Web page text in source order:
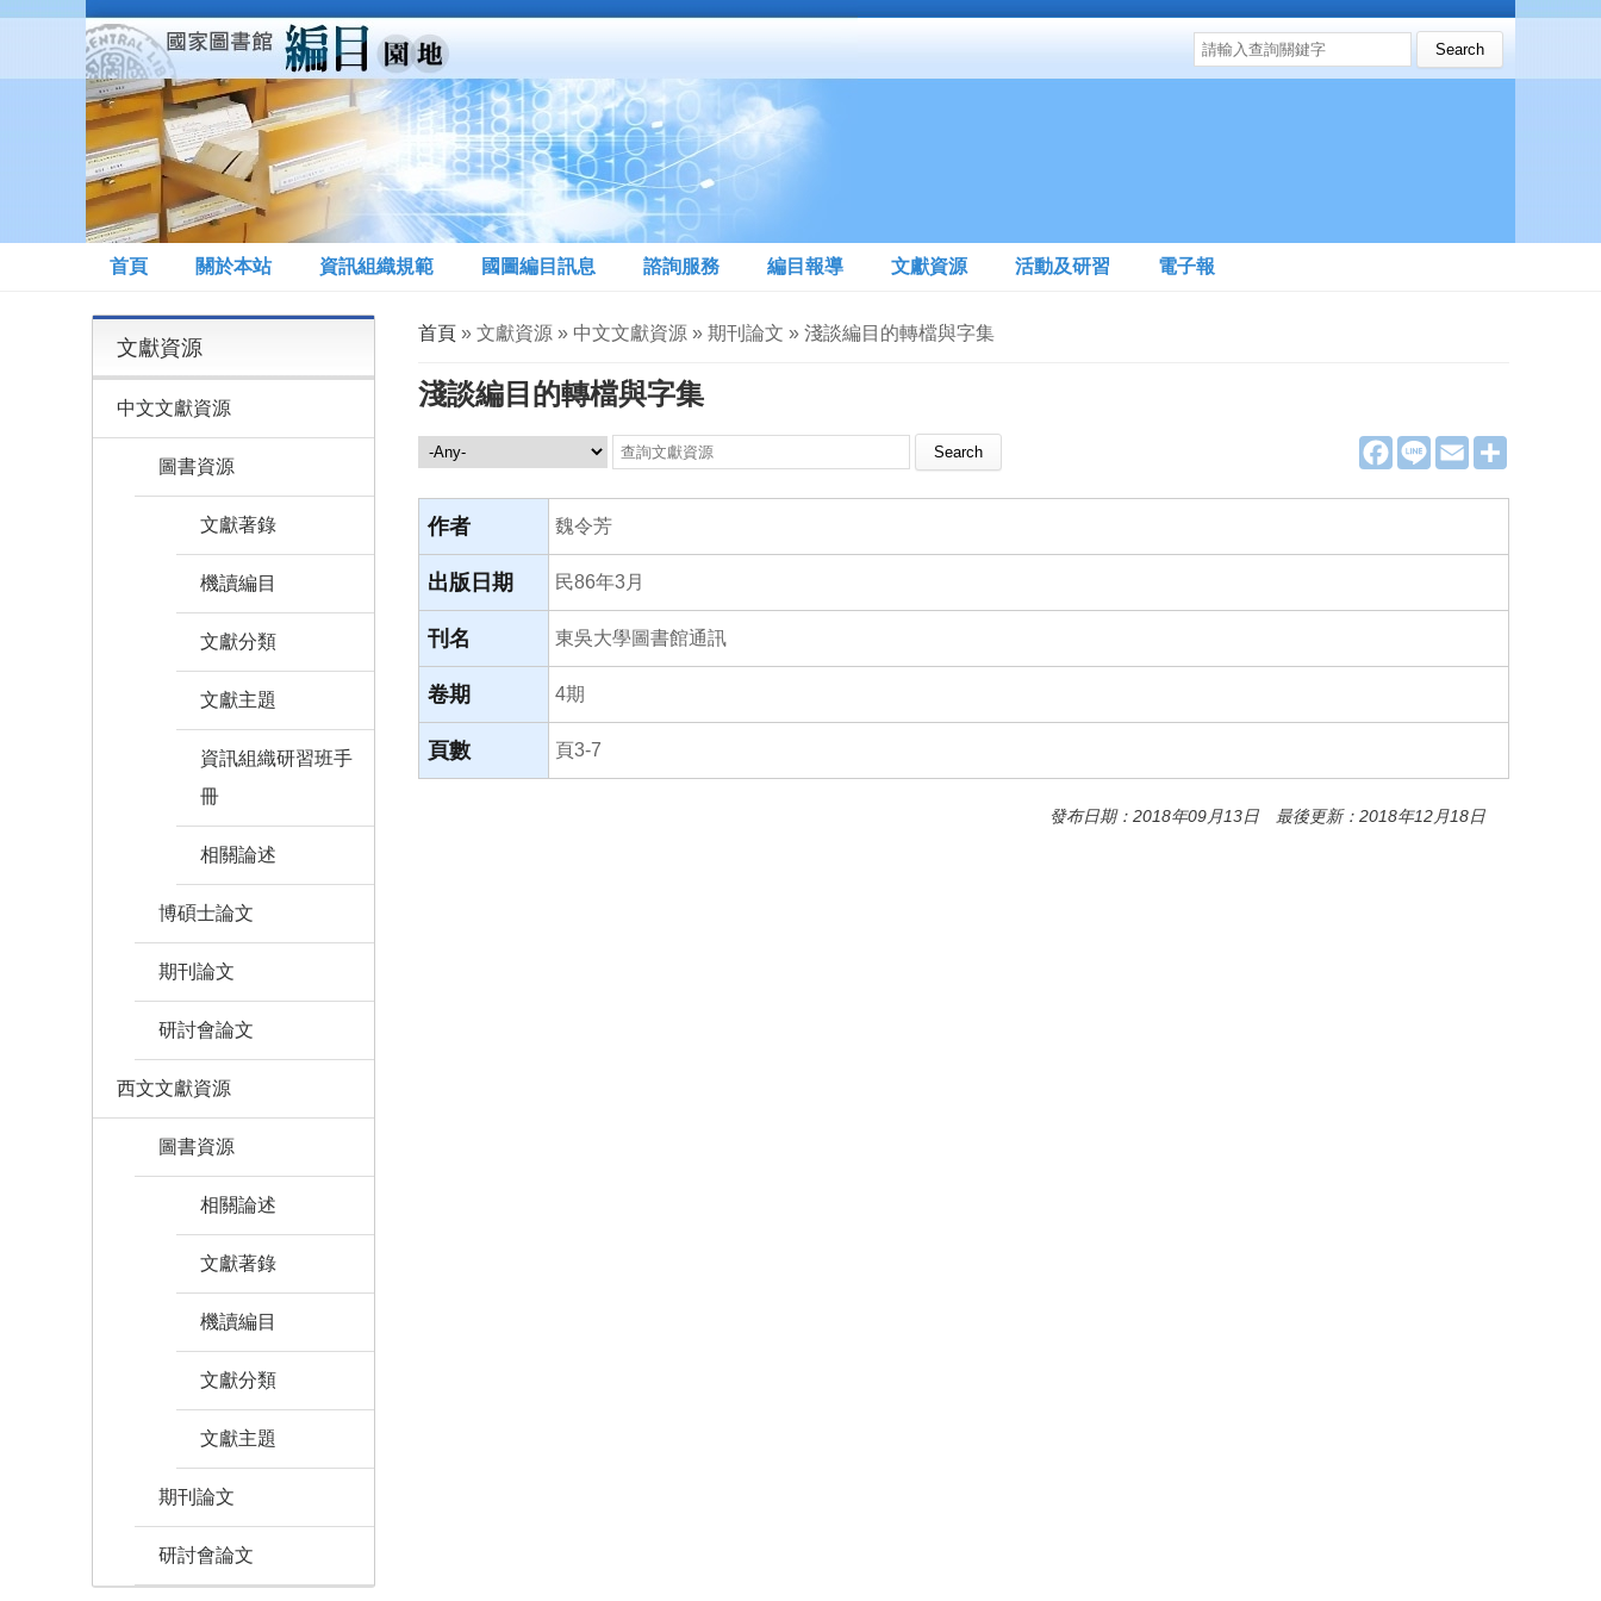
移至主內容
搜尋表單
Search this site
首頁 關於本站 資訊組織規範 國圖編目訊息 諮詢服務 編目報導 文獻資源 活動及研習 電子報
您在這裡
首頁» 文獻資源 » 中文文獻資源 » 期刊論文 » 淺談編目的轉檔與字集
淺談編目的轉檔與字集
F
a
e
o
L
e
E
m
i
文獻資源 Search this site
作者 魏令芳
出版日期 民86年3月
刊名 東吳大學圖書館通訊
卷期 4期
頁數 頁3-7
發布日期：2018年09月13日 最後更新：2018年12月18日
文獻資源
中文文獻資源
圖書資源
文獻著錄
機讀編目
文獻分類
文獻主題
資訊組織研習班手
冊
相關論述
博碩士論文
期刊論文
研討會論文
西文文獻資源
圖書資源
相關論述
文獻著錄
機讀編目
文獻分類
文獻主題
期刊論文
研討會論文